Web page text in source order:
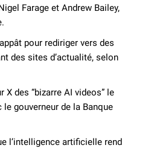
Farage et Andrew Bailey,
pour rediriger vers des
des sites d’actualité, selon
X des “bizarre AI videos” le
gouverneur de la Banque
l’intelligence artificielle rend